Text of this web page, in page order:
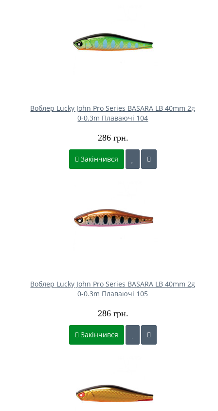
Воблер Lucky John Pro Series BASARA LB 40mm 2g
0-0.3m Плаваючі 104
286 грн.
Закінчився
Воблер Lucky John Pro Series BASARA LB 40mm 2g
0-0.3m Плаваючі 105
286 грн.
Закінчився